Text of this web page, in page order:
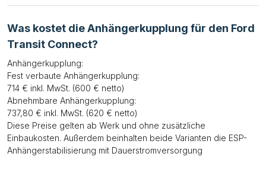
Was kostet die Anhängerkupplung für den Ford
Transit Connect?
Anhängerkupplung:
Fest verbaute Anhängerkupplung:
714 € inkl. MwSt. (600 € netto)
Abnehmbare Anhängerkupplung:
737,80 € inkl. MwSt. (620 € netto)
Diese Preise gelten ab Werk und ohne zusätzliche
Einbaukosten. Außerdem beinhalten beide Varianten die ESP-
Anhängerstabilisierung mit Dauerstromversorgung